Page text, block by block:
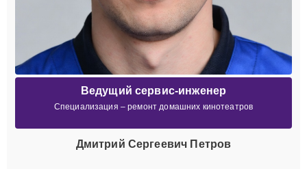
Ведущий сервис-инженер
Специализация – ремонт домашних кинотеатров
Дмитрий Сергеевич Петров